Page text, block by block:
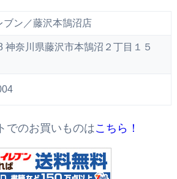
ブン／藤沢本鵠沼店
神奈川県藤沢市本鵠沼２丁目１５
でのお買いものはこちら！